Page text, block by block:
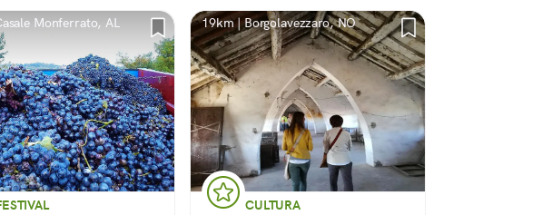
Monferrato, AL 19km | Borgolavezzaro, NO
CULTURA